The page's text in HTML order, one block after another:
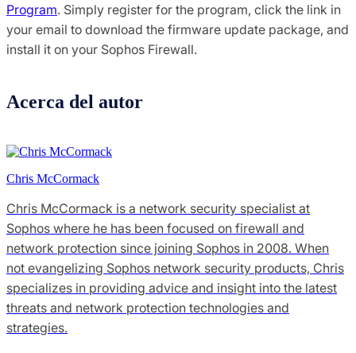
Program. Simply register for the program, click the link in
your email to download the firmware update package, and
install it on your Sophos Firewall.
Acerca del autor
Chris McCormack
Chris McCormack is a network security specialist at
Sophos where he has been focused on firewall and
network protection since joining Sophos in 2008. When
not evangelizing Sophos network security products, Chris
specializes in providing advice and insight into the latest
threats and network protection technologies and
strategies.